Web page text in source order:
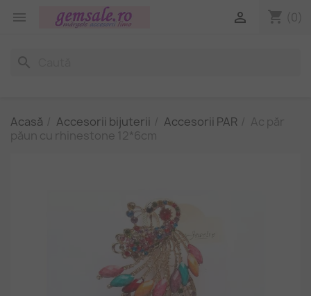
 shopping_cart (0)

search
Acasă Accesorii bijuterii Accesorii PAR
Ac păr
păun cu rhinestone 12*6cm